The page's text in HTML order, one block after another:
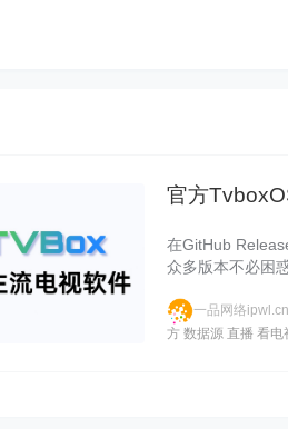
官方
在GitHub
众多版本不必困
一品网络
方 数据源 直播 看电